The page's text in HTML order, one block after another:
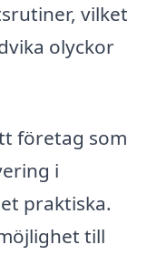
vilket
olyckor
företag som
i
praktiska.
till